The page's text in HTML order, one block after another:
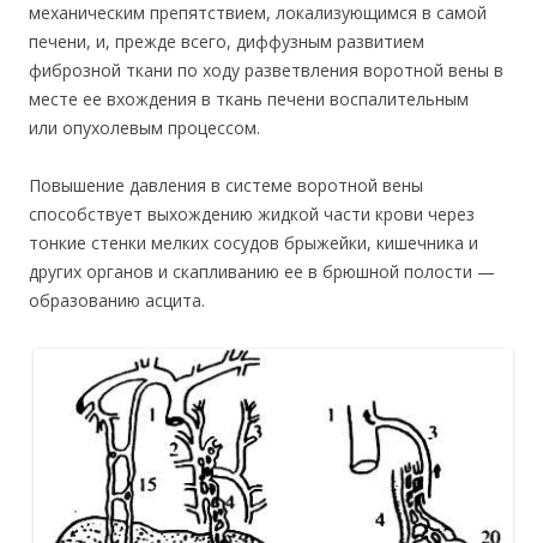
механическим препятствием, локализующимся в самой
печени, и, прежде всего, диффузным развитием
фиброзной ткани по ходу разветвления воротной вены в
месте ее вхождения в ткань печени воспалительным
или опухолевым процессом.
Повышение давления в системе воротной вены
способствует выхождению жидкой части крови через
тонкие стенки мелких сосудов брыжейки, кишечника и
других органов и скапливанию ее в брюшной полости —
образованию асцита.